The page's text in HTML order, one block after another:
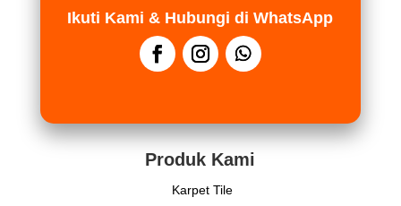
Ikuti Kami & Hubungi di WhatsApp
Produk Kami
Karpet Tile